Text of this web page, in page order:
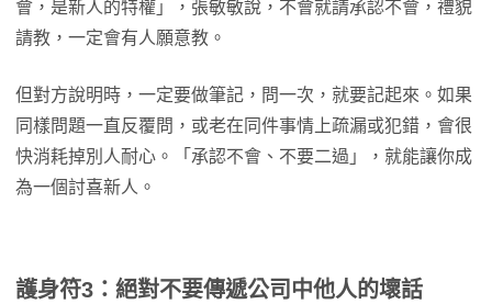
會，是新人的特權」，張敏敏說，不會就請承認不會，禮貌
請教，一定會有人願意教。
但對方說明時，一定要做筆記，問一次，就要記起來。如果
同樣問題一直反覆問，或老在同件事情上疏漏或犯錯，會很
快消耗掉別人耐心。「承認不會、不要二過」，就能讓你成
為一個討喜新人。
護身符3：絕對不要傳遞公司中他人的壞話